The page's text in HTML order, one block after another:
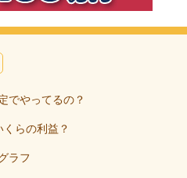
でやってるの？
くらの利益？
ラフ